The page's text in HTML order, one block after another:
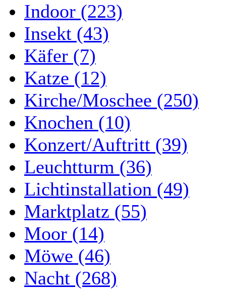
Indoor (223)
Insekt (43)
Käfer (7)
Katze (12)
Kirche/Moschee (250)
Knochen (10)
Konzert/Auftritt (39)
Leuchtturm (36)
Lichtinstallation (49)
Marktplatz (55)
Moor (14)
Möwe (46)
Nacht (268)